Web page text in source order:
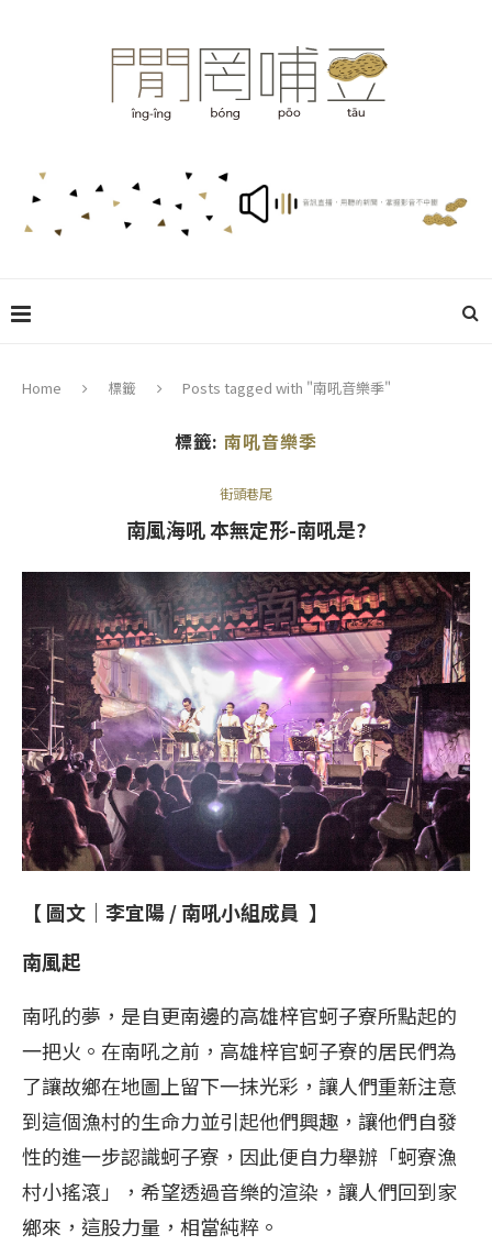
Home 標籤 Posts tagged with "南吼音樂季"
標籤: 南吼音樂季
街頭巷尾
南風海吼 本無定形-南吼是?
【 圖文｜李宜陽 / 南吼小組成員 】
南風起
南吼的夢，是自更南邊的高雄梓官蚵子寮所點起的
一把火。在南吼之前，高雄梓官蚵子寮的居民們為
了讓故鄉在地圖上留下一抹光彩，讓人們重新注意
到這個漁村的生命力並引起他們興趣，讓他們自發
性的進一步認識蚵子寮，因此便自力舉辦「蚵寮漁
村小搖滾」，希望透過音樂的渲染，讓人們回到家
鄉來，這股力量，相當純粹。